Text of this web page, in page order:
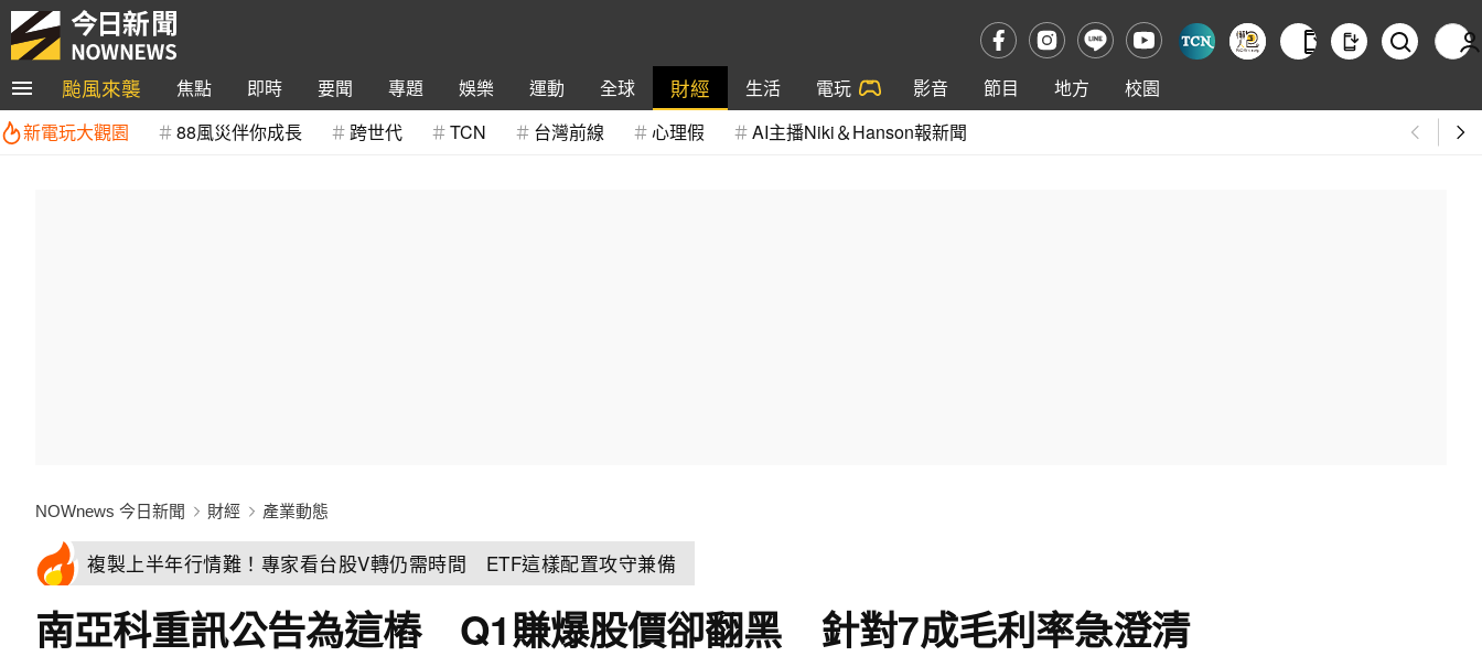
颱風來襲 焦點 即時 要聞 專題 娛樂 運動 全球 財經 生活 電玩 影音 節目 地方
校園
新電玩大觀園
88風災伴你成長 跨世代 TCN 台灣前線 心理假 AI主播Niki＆Hanson報新聞
NOWnews 今日新聞 財經 產業動態
複製上半年行情難！專家看台股V轉仍需時間 ETF這樣配置攻守兼備
南亞科重訊公告為這樁 Q1賺爆股價卻翻黑 針對7成毛利率急澄清